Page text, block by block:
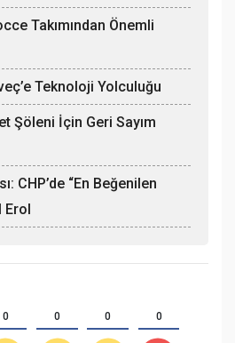
Takımından Önemli
Teknoloji Yolculuğu
Şöleni İçin Geri Sayım
CHP’de “En Beğenilen
Erol
0 0 0 0